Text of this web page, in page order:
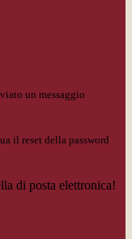
un messaggio
il reset della password
di posta elettronica!